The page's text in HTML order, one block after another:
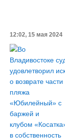
12:02, 15 мая 2024